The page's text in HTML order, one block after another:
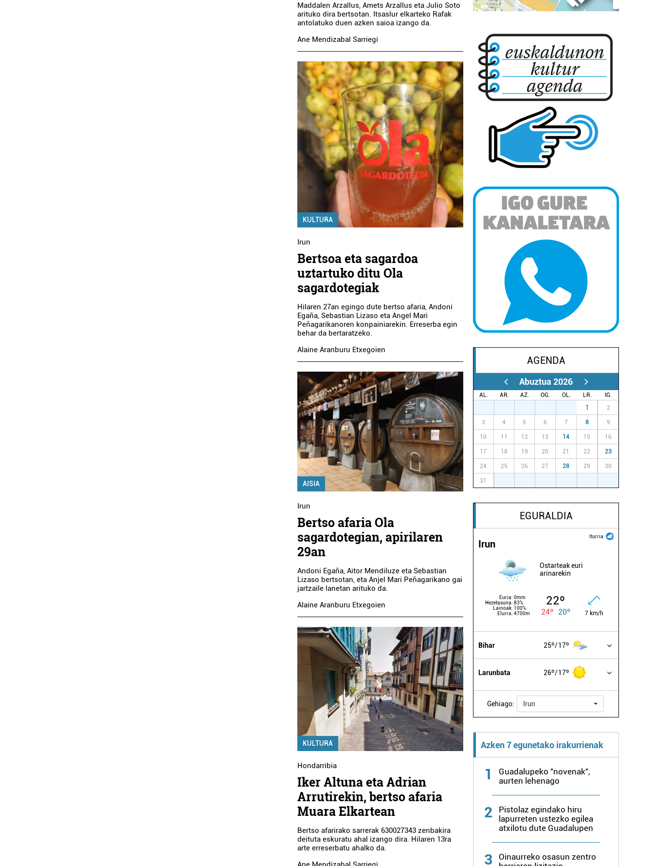
Maddalen Arzallus, Amets Arzallus eta Julio Soto
arituko dira bertsotan. Itsaslur elkarteko Rafak
antolatuko duen azken saioa izango da.
Ane Mendizabal Sarriegi
KULTURA
Irun
Bertsoa eta sagardoa
uztartuko ditu Ola
sagardotegiak
Hilaren 27an egingo dute bertso afaria, Andoni
Egaña, Sebastian Lizaso eta Angel Mari
Peñagarikanoren konpainiarekin. Erreserba egin
behar da bertaratzeko.
Alaine Aranburu Etxegoien
AISIA
Irun
Bertso afaria Ola
sagardotegian, apirilaren
29an
Andoni Egaña, Aitor Mendiluze eta Sebastian
Lizaso bertsotan, eta Anjel Mari Peñagarikano gai
jartzaile lanetan arituko da.
Alaine Aranburu Etxegoien
KULTURA
Hondarribia
Iker Altuna eta Adrian
Arrutirekin, bertso afaria
Muara Elkartean
Bertso afarirako sarrerak 630027343 zenbakira
deituta eskuratu ahal izango dira. Hilaren 13ra
arte erreserbatu ahalko da.
AGENDA
Abuztua 2026
AL. AR. AZ. OG. OL. LR.
IG.
1 2
3 4 5 6 7 8 9
10 11 12 13 14 15 16
17 18 19 20 21 22 23
24 25 26 27 28 29 30
31
EGURALDIA
Iturria:
Irun
Ostarteak euri
arinarekin
Euria: 0mm
Hezetasuna: 83%
Lainoak: 100%
Elurra: 4700m
22º
24º 20º 7 km/h
Bihar 25º 17º
Larunbata 26º 17º
Gehiago: Irun
Azken 7 egunetako irakurrienak
1
Guadalupeko "novenak",
aurten lehenago
2
Pistolaz egindako hiru
lapurreten ustezko egilea
atxilotu dute Guadalupen
3
Oinaurreko osasun zentro